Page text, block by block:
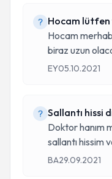
Hocam lütfen
Hocam
biraz uzun
EY05.10.2021
Sallantı hissi
Doktor hanım
sallantı hissim
BA29.09.2021